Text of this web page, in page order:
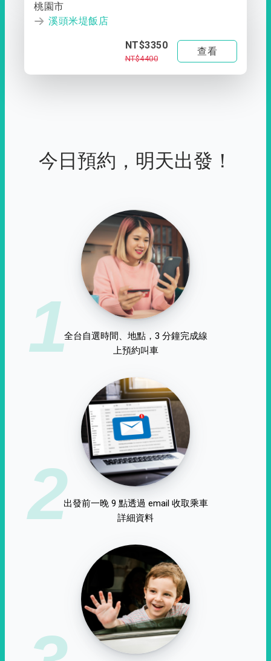
桃園市
溪頭米堤飯店
NT$3350
NT$4400
查看
今日預約，明天出發！
1全台自選時間、地點，3 分鐘完成線
上預約叫車
2出發前一晚 9 點透過 email 收取乘車
詳細資料